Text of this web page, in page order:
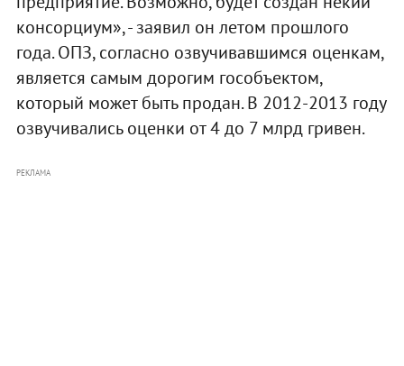
консорциум», - заявил он летом прошлого
года. ОПЗ, согласно озвучивавшимся оценкам,
является самым дорогим гособъектом,
который может быть продан. В 2012-2013 году
озвучивались оценки от 4 до 7 млрд гривен.
РЕКЛАМА